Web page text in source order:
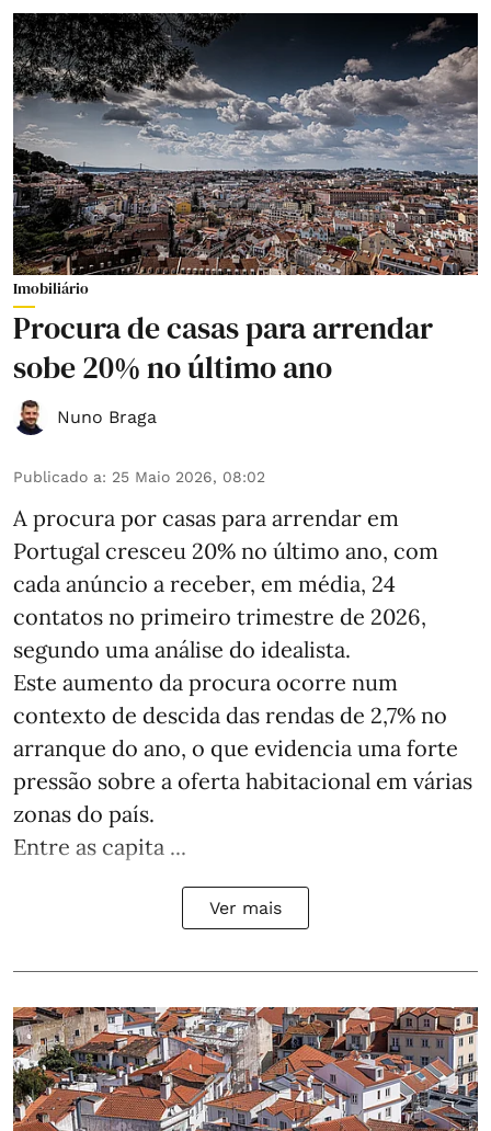
Imobiliário
Procura de casas para arrendar
sobe 20% no último ano
Nuno Braga
Publicado a: 25 Maio 2026, 08:02
A procura por casas para arrendar em
Portugal cresceu 20% no último ano, com
cada anúncio a receber, em média, 24
contatos no primeiro trimestre de 2026,
segundo uma análise do idealista.
Este aumento da procura ocorre num
contexto de descida das rendas de 2,7% no
arranque do ano, o que evidencia uma forte
pressão sobre a oferta habitacional em várias
zonas do país.
Entre as capita ...
Ver mais